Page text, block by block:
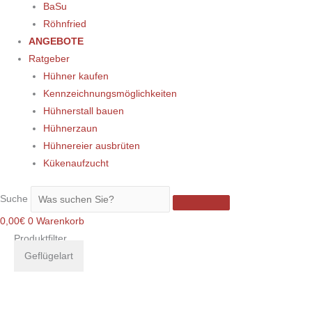
BaSu
Röhnfried
ANGEBOTE
Ratgeber
Hühner kaufen
Kennzeichnungsmöglichkeiten
Hühnerstall bauen
Hühnerzaun
Hühnereier ausbrüten
Kükenaufzucht
Suche
0,00€ 0 Warenkorb
Produktfilter
Geflügelart